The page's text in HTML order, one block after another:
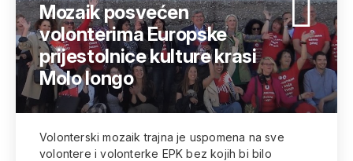
Mozaik posvećen
volonterima Europske
prijestolnice kulture krasi
Molo longo
Volonterski mozaik trajna je uspomena na sve
volontere i volonterke EPK bez kojih bi bilo